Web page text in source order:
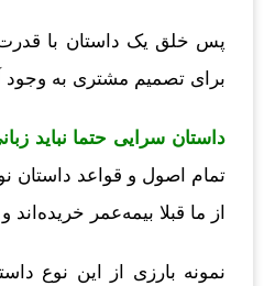
پس خلق یک داستان با
برای تصمیم مشتری به وجود
داستان سرایی حتما نباید
تمام اصول و قواعد داستان
از ما قبلا بیمه‌عمر
نمونه بارزی از این نوع